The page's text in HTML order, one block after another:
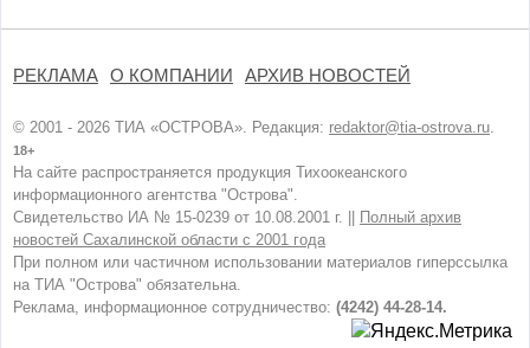
РЕКЛАМА О КОМПАНИИ АРХИВ НОВОСТЕЙ
© 2001 - 2026 ТИА «ОСТРОВА». Редакция: redaktor@tia-ostrova.ru
18+
На сайте распространяется продукция Тихоокеанского
информационного агентства "Острова".
Свидетельство ИА № 15-0239 от 10.08.2001 г. || Полный архив
новостей Сахалинской области с 2001 года
При полном или частичном использовании материалов гиперссылка
на ТИА "Острова" обязательна.
Реклама, информационное сотрудничество: (4242) 44-28-14.